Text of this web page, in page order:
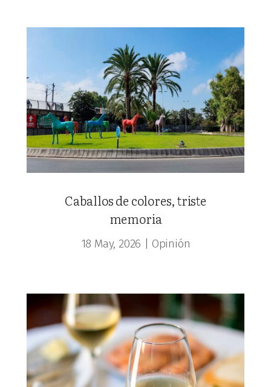
Caballos de colores, triste
memoria
18 May, 2026 Opinión